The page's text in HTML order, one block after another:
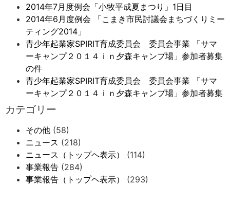
2014年7月度例会「小牧平成夏まつり」1日目
2014年6月度例会 「こまき市民討議会まちづくりミー
ティング2014」
青少年起業家SPIRIT育成委員会 委員会事業 「サマ
ーキャンプ２０１４ｉｎ夕森キャンプ場」参加者募集
の件
青少年起業家SPIRIT育成委員会 委員会事業 「サマ
ーキャンプ２０１４ｉｎ夕森キャンプ場」参加者募集
カテゴリー
その他 (58)
ニュース (218)
ニュース（トップヘ表示）
(114)
事業報告 (284)
事業報告（トップヘ表示）
(293)